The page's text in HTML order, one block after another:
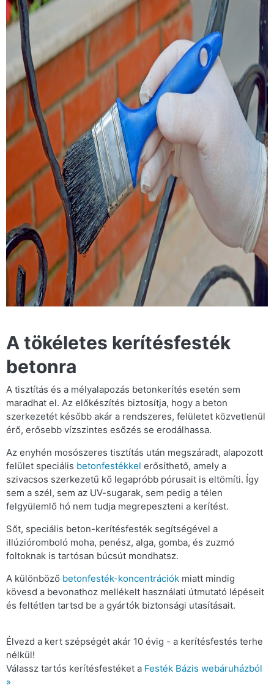
A tökéletes kerítésfesték
betonra
A tisztítás és a mélyalapozás betonkerítés esetén sem
maradhat el. Az előkészítés biztosítja, hogy a beton
szerkezetét később akár a rendszeres, felületet közvetlenül
érő, erősebb vízszintes esőzés se erodálhassa.
Az enyhén mosószeres tisztítás után megszáradt, alapozott
felület speciális betonfestékkel erősíthető, amely a
szivacsos szerkezetű kő legapróbb pórusait is eltömíti. Így
sem a szél, sem az UV-sugarak, sem pedig a télen
felgyülemlő hó nem tudja megrepeszteni a kerítést.
Sőt, speciális beton-kerítésfesték segítségével a
illúzióromboló moha, penész, alga, gomba, és zuzmó
foltoknak is tartósan búcsút mondhatsz.
A különböző betonfesték-koncentrációk miatt mindig
kövesd a bevonathoz mellékelt használati útmutató lépéseit
és feltétlen tartsd be a gyártók biztonsági utasításait.
Élvezd a kert szépségét akár 10 évig - a kerítésfestés terhe
nélkül!
Válassz tartós kerítésfestéket a Festék Bázis webáruházból
»